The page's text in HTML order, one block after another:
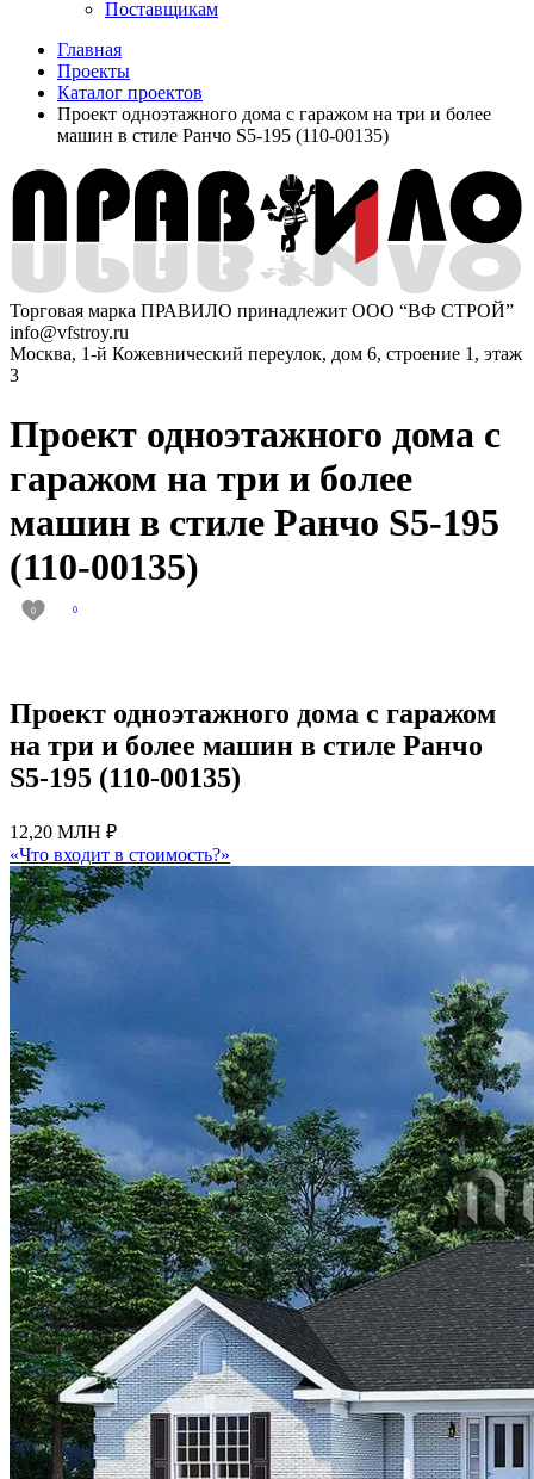
Поставщикам
Главная
Проекты
Каталог проектов
Проект одноэтажного дома с гаражом на три и более
машин в стиле Ранчо S5-195 (110-00135)
Торговая марка ПРАВИЛО принадлежит ООО “ВФ СТРОЙ”
info@vfstroy.ru
Москва, 1-й Кожевнический переулок, дом 6, строение 1, этаж
3
Проект одноэтажного дома с
гаражом на три и более
машин в стиле Ранчо S5-195
(110-00135)
0 0
Проект одноэтажного дома с гаражом
на три и более машин в стиле Ранчо
S5-195 (110-00135)
12,20 МЛН ₽
«Что входит в стоимость?»